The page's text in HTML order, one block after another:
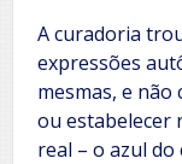
A curadoria
expressões
mesmas, e
ou estabelecer
real – o azul do